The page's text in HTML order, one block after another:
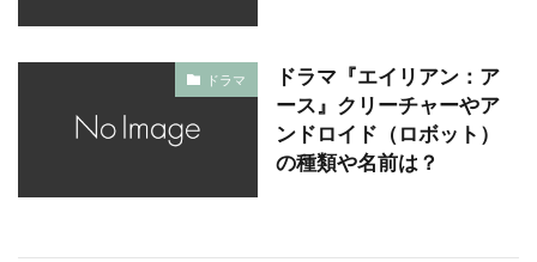
ドラマ
ドラマ『エイリアン：ア
ース』クリーチャーやア
ンドロイド（ロボット）
の種類や名前は？